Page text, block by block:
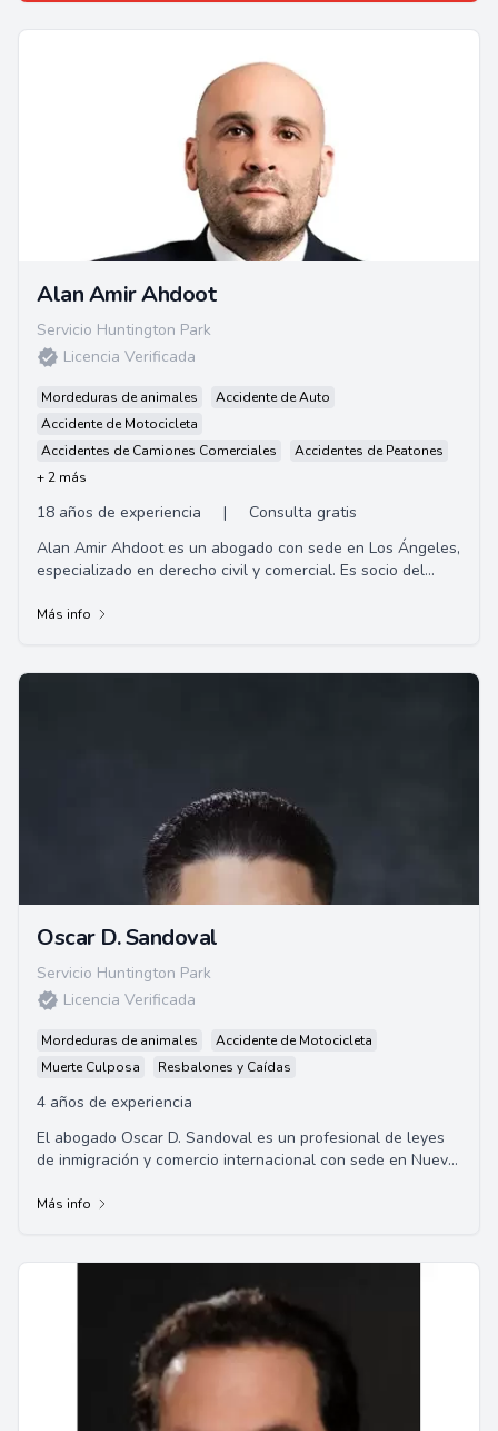
Alan Amir Ahdoot
Servicio Huntington Park
Licencia Verificada
Mordeduras de animales
Accidente de Auto
Accidente de Motocicleta
Accidentes de Camiones Comerciales
Accidentes de Peatones
+ 2 más
18 años de experiencia |
Consulta gratis
Alan Amir Ahdoot es un abogado con sede en Los Ángeles,
especializado en derecho civil y comercial. Es socio del
Más info
Oscar D. Sandoval
Servicio Huntington Park
Licencia Verificada
Mordeduras de animales
Accidente de Motocicleta
Muerte Culposa
Resbalones y Caídas
4 años de experiencia
El abogado Oscar D. Sandoval es un profesional de leyes
de inmigración y comercio internacional con sede en Nueva
Más info